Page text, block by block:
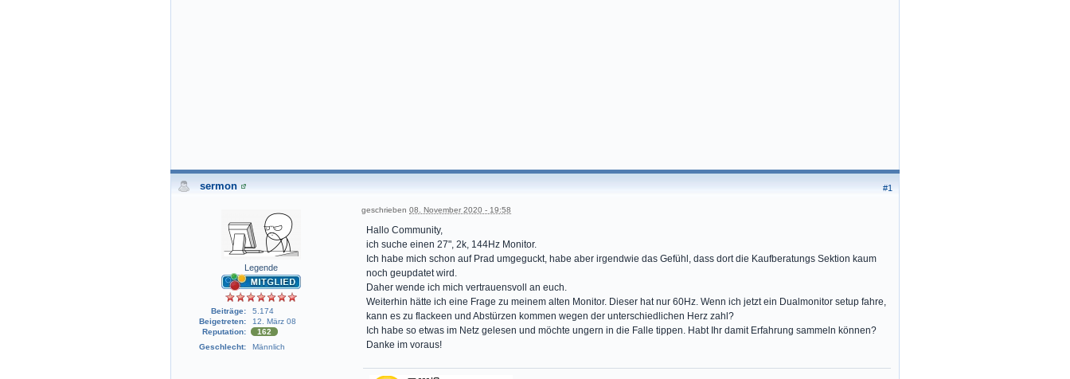
#1
sermon
Legende
Beiträge:
5.174
Beigetreten:
12. März 08
Reputation:
162
Geschlecht:
Männlich
geschrieben 08. November 2020 - 19:58
Hallo Community,
ich suche einen 27", 2k, 144Hz Monitor.
Ich habe mich schon auf Prad umgeguckt, habe aber irgendwie das Gefühl, dass dort die Kaufberatungs Sektion kaum
noch geupdatet wird.
Daher wende ich mich vertrauensvoll an euch.
Weiterhin hätte ich eine Frage zu meinem alten Monitor. Dieser hat nur 60Hz. Wenn ich jetzt ein Dualmonitor setup fahre,
kann es zu flackeen und Abstürzen kommen wegen der unterschiedlichen Herz zahl?
Ich habe so etwas im Netz gelesen und möchte ungern in die Falle tippen. Habt Ihr damit Erfahrung sammeln können?
Danke im voraus!